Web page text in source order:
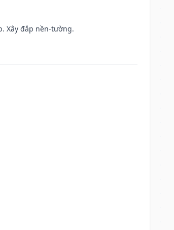
Xây đắp nền-tường.